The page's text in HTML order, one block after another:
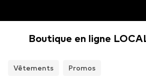
Boutique en ligne
Vêtements Promos